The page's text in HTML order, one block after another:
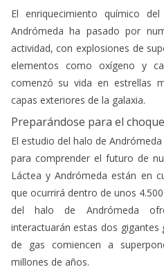
El enriquecimiento químico
Andrómeda ha pasado por
actividad, con explosiones de
elementos como oxígeno y
comenzó su vida en estrellas
capas exteriores de la galaxia.
Preparándose para el
El estudio del halo de
para comprender el futuro de
Láctea y Andrómeda están en
que ocurrirá dentro de unos
del halo de Andrómeda
interactuarán estas dos gigantes
de gas comiencen a
millones de años.